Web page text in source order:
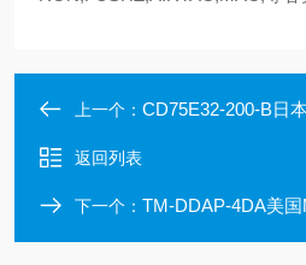
上一个： CD75E32-200-B日本SMC进口
返回列表
下一个： TM-DDAP-4DA美国MAC电